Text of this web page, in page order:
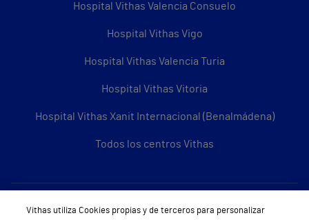
Hospital Vithas Valencia Consuelo
Hospital Vithas Vigo
Hospital Vithas Valencia Turia
Hospital Vithas Vitoria
Hospital Vithas Xanit Internacional (Benalmádena)
Todos los centros Vithas
Sobre Vithas
Vithas utiliza Cookies propias y de terceros para personalizar